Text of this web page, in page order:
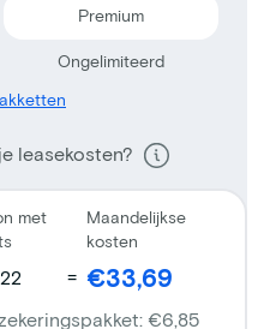
Premium
Ongelimiteerd
leasekosten?
met
=
Maandelijkse
kosten
€33,69
€6,85